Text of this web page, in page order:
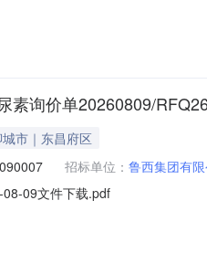
素询价单20260809/
市｜东昌府区
招标单位： 鲁西集团有
09文件下载.pdf